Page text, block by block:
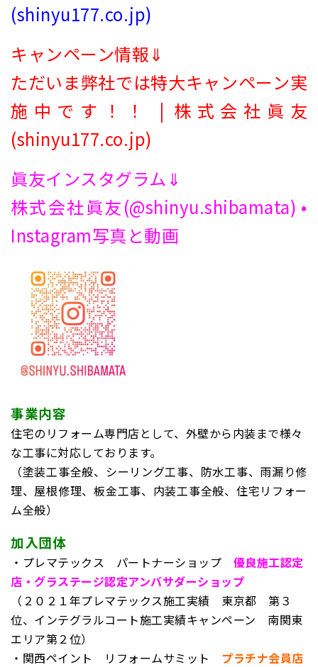
(shinyu177.co.jp)
キャンペーン情報⇓
ただいま弊社では特大キャンペーン実
施中です！！ | 株式会社眞友
(shinyu177.co.jp)
眞友インスタグラム⇓
株式会社眞友(@shinyu.shibamata) •
Instagram写真と動画
事業内容
住宅のリフォーム専門店として、外壁から内装まで様々
な工事に対応しております。
（塗装工事全般、シーリング工事、防水工事、雨漏り修
理、屋根修理、板金工事、内装工事全般、住宅リフォー
ム全般）
加入団体
・プレマテックス パートナーショップ
優良施工認定
店・グラステージ認定アンバサダーショップ
（２０２１年プレマテックス施工実績 東京都 第３
位、インテグラルコート施工実績キャンペーン 南関東
エリア第２位）
・関西ペイント リフォームサミット プラチナ会員店